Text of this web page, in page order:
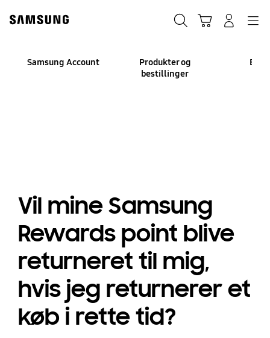
content
Samsung Account
Produkter og
bestillinger
Vil mine Samsung
Rewards point blive
returneret til mig,
hvis jeg returnerer et
køb i rette tid?